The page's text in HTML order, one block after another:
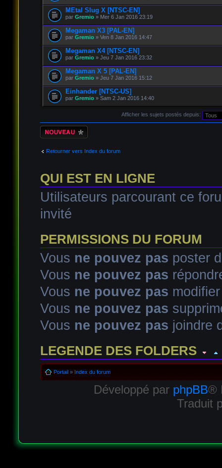
MEtal Slug X [NTSC-EN]
par Gremio» Mer 6 Jan 2016 23:19
Megaman X3 [PAL-EN]
par Gremio» Ven 8 Jan 2016 14:47
Megaman X4 [NTSC-EN]
par Gremio» Jeu 7 Jan 2016 23:32
Megaman X 5 [PAL-EN]
par Gremio» Jeu 7 Jan 2016 15:12
Einhander [NTSC-US]
par Gremio» Sam 2 Jan 2016 14:40
Afficher les sujets postés depuis:
Écrire un nouveau
sujet
Retourner vers Index du forum
QUI EST EN LIGNE
Utilisateurs parcourant ce
invité
PERMISSIONS DU FORUM
Vous ne pouvez pas poster
Vous ne pouvez pas
Vous ne pouvez pas
Vous ne pouvez pas
Vous ne pouvez pas joindre
LEGENDE DES FOLDERS
Sujet lu fermé Sujet lu fermé dans
Sujet
Portail» Index du forum
Développé par phpBB®
Traduit